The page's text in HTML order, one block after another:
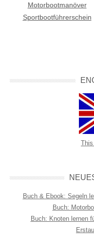
Motorbootmanöver
Sportbootführerschein
Buch & Ebook: Segeln
Buch:
Buch: Knoten lernen